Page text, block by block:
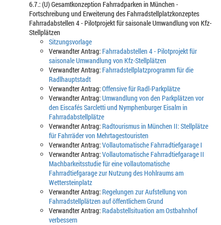
6.7.: (U) Gesamtkonzeption Fahrradparken in München -
Fortschreibung und Erweiterung des Fahrradstellplatzkonzeptes
Fahrradabstellen 4 - Pilotprojekt für saisonale Umwandlung von Kfz-
Stellplätzen
Sitzungsvorlage
Verwandter Antrag: Fahrradabstellen 4 - Pilotprojekt für
saisonale Umwandlung von Kfz-Stellplätzen
Verwandter Antrag: Fahrradstellplatzprogramm für die
Radlhauptstadt
Verwandter Antrag:Offensive für Radl-Parkplätze
Verwandter Antrag:Umwandlung von den Parkplätzen vor
den Eiscafés Sarcletti und Nymphenburger Eisalm in
Fahrradabstellplätze
Verwandter Antrag: Radtourismus in München II: Stellplätze
für Fahrräder von Mehrtagestouristen
Verwandter Antrag:Vollautomatische Fahrradtiefgarage I
Verwandter Antrag:Vollautomatische Fahrradtiefgarage II
Machbarkeitsstudie für eine vollautomatische
Fahrradtiefgarage zur Nutzung des Hohlraums am
Wettersteinplatz
Verwandter Antrag: Regelungen zur Aufstellung von
Fahrradstellplätzen auf öffentlichem Grund
Verwandter Antrag: Radabstellsituation am Ostbahnhof
verbessern